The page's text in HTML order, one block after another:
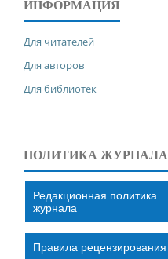
ИНФОРМАЦИЯ
Для читателей
Для авторов
Для библиотек
ПОЛИТИКА ЖУРНАЛА
Редакционная политика
журнала
Правила рецензирования